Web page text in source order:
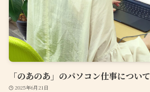
「のあのあ」のパソコン仕事について
2025年6月21日